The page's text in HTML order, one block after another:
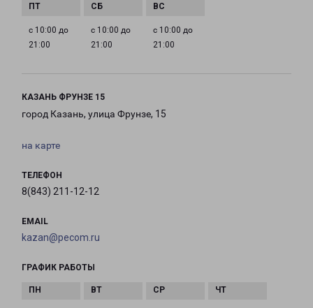
с 10:00 до
21:00
с 10:00 до
21:00
с 10:00 до
21:00
КАЗАНЬ ФРУНЗЕ 15
город Казань, улица Фрунзе, 15
на карте
ТЕЛЕФОН
8(843) 211-12-12
EMAIL
kazan@pecom.ru
ГРАФИК РАБОТЫ